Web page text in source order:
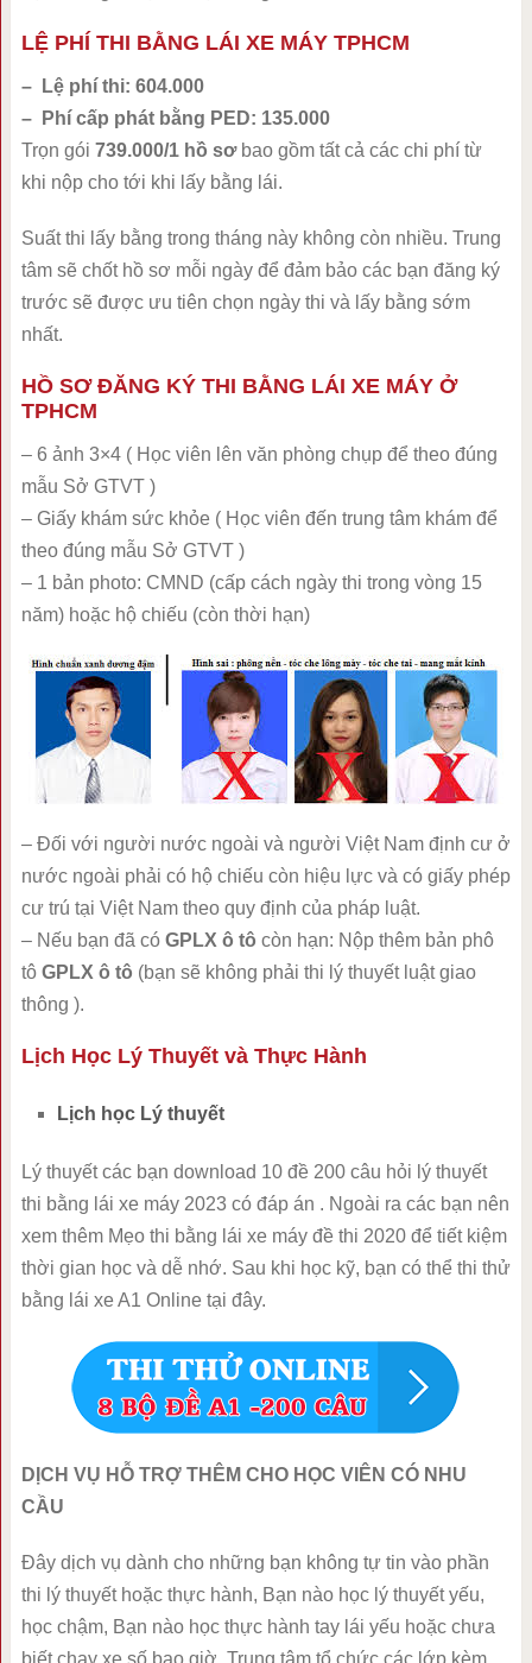
LỆ PHÍ THI BẰNG LÁI XE MÁY TPHCM
– Lệ phí thi: 604.000
– Phí cấp phát bằng PED: 135.000
Trọn gói 739.000/1 hồ sơ bao gồm tất cả các chi phí từ
khi nộp cho tới khi lấy bằng lái.
Suất thi lấy bằng trong tháng này không còn nhiều. Trung
tâm sẽ chốt hồ sơ mỗi ngày để đảm bảo các bạn đăng ký
trước sẽ được ưu tiên chọn ngày thi và lấy bằng sớm
nhất.
HỒ SƠ ĐĂNG KÝ THI BẰNG LÁI XE MÁY Ở
TPHCM
– 6 ảnh 3×4 ( Học viên lên văn phòng chụp để theo đúng
mẫu Sở GTVT )
– Giấy khám sức khỏe ( Học viên đến trung tâm khám để
theo đúng mẫu Sở GTVT )
– 1 bản photo: CMND (cấp cách ngày thi trong vòng 15
năm) hoặc hộ chiếu (còn thời hạn)
– Đối với người nước ngoài và người Việt Nam định cư ở
nước ngoài phải có hộ chiếu còn hiệu lực và có giấy phép
cư trú tại Việt Nam theo quy định của pháp luật.
– Nếu bạn đã có GPLX ô tô còn hạn: Nộp thêm bản phô
tô GPLX ô tô (bạn sẽ không phải thi lý thuyết luật giao
thông ).
Lịch Học Lý Thuyết và Thực Hành
Lịch học Lý thuyết
Lý thuyết các bạn download 10 đề 200 câu hỏi lý thuyết
thi bằng lái xe máy 2023 có đáp án . Ngoài ra các bạn nên
xem thêm Mẹo thi bằng lái xe máy đề thi 2020 để tiết kiệm
thời gian học và dễ nhớ. Sau khi học kỹ, bạn có thể thi thử
bằng lái xe A1 Online tại đây.
DỊCH VỤ HỖ TRỢ THÊM CHO HỌC VIÊN CÓ NHU
CẦU
Đây dịch vụ dành cho những bạn không tự tin vào phần
thi lý thuyết hoặc thực hành, Bạn nào học lý thuyết yếu,
học chậm, Bạn nào học thực hành tay lái yếu hoặc chưa